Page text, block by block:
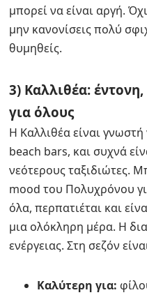
μπορεί να είναι αργή.
μην κανονίσεις πολύ
θυμηθείς.
3) Καλλιθέα:
για όλους
Η Καλλιθέα είναι
beach bars, και συχνά
νεότερους ταξιδιώτες.
mood του Πολυχρόνου
όλα, περπατιέται και
μια ολόκληρη μέρα. Η
ενέργειας. Στη σεζόν
Καλύτερη για: